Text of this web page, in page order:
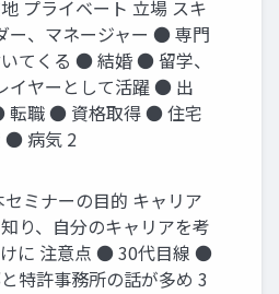
プライベート 立場 スキ
ー、マネージャー ● 専門
てくる ● 結婚 ● 留学、
イヤーとして活躍 ● 出
転職 ● 資格取得 ● 住宅
● 病気 2
ミナーの目的 キャリア
り、自分のキャリアを考
けに 注意点 ● 30代目線 ●
特許事務所の話が多め 3